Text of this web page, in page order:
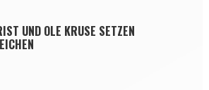
UND OLE KRUSE SETZEN